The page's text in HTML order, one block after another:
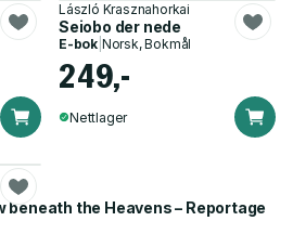
László Krasznahorkai
Seiobo der nede
E-bok Norsk, Bokmål
249,-
Nettlager
the Heavens – Reportage